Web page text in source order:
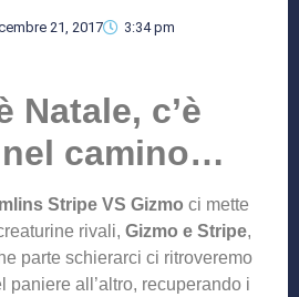
21, 2017
3:34 pm
Natale, c’è
camino…
Stripe VS Gizmo ci mette
rivali, Gizmo e Stripe,
parte schierarci ci ritroveremo
paniere all’altro, recuperando i